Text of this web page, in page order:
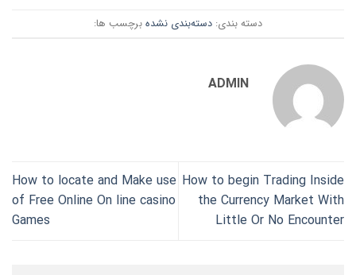
دسته بندی: دسته‌بندی نشده برچسب ها:
ADMIN
How to begin Trading Inside
the Currency Market With
Little Or No Encounter
How to locate and Make use
of Free Online On line casino
Games